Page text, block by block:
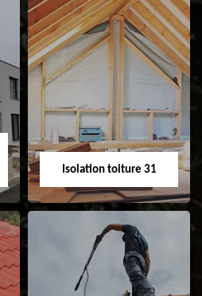
Nettoyage et pose
Isolation toiture 31
Isolation toiture 31